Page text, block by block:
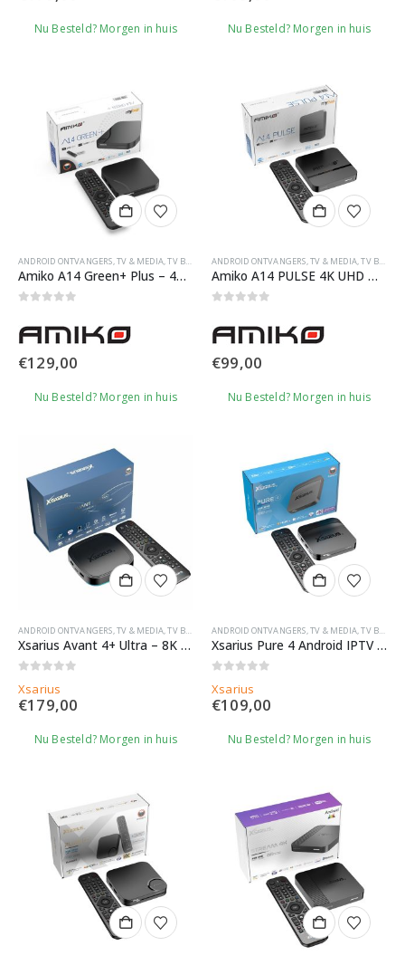
Nu Besteld? Morgen in huis Nu Besteld? Morgen in huis
ANDROID ONTVANGERS,TV & MEDIA,TV BOXEN
Amiko A14 Green+ Plus – 4K Android 14 IPTV Box
€129,00
Nu Besteld? Morgen in huis
ANDROID ONTVANGERS,TV & MEDIA,TV BOXEN
Amiko A14 PULSE 4K UHD Media Streamer
€99,00
Nu Besteld? Morgen in huis
ANDROID ONTVANGERS,TV & MEDIA,TV BOXEN
Xsarius Avant 4+ Ultra – 8K – IPTV Set Top Box
Xsarius
€179,00
Nu Besteld? Morgen in huis
ANDROID ONTVANGERS,TV & MEDIA,TV BOXEN
Xsarius Pure 4 Android IPTV Box
Xsarius
€109,00
Nu Besteld? Morgen in huis